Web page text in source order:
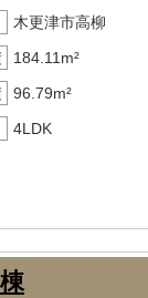
木更津市高柳
184.11m²
96.79m²
4LDK